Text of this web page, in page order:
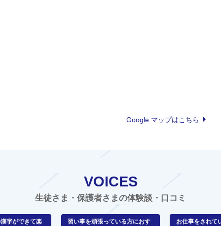
Google マップはこちら
VOICES
生徒さま・保護者さまの体験談・口コミ
字ができて楽
習い事を頑張っている方におす
お仕事をされて